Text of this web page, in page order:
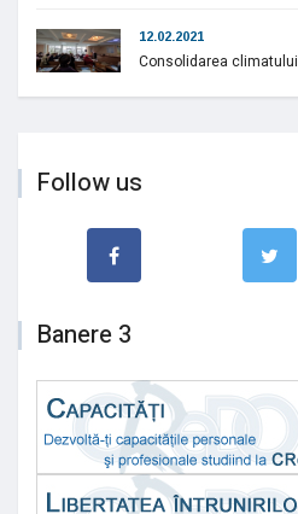
12.02.2021
Consolidarea
Follow us
Banere 3